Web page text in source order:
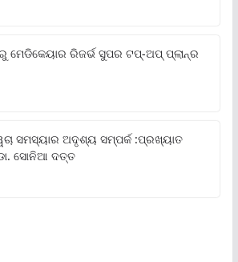
ମେଡିକେୟାର ରିଜର୍ଭ ସୁପର ଟପ୍‌-ଅପ୍ ପ୍ଲାନ୍‌ର
ସମସ୍ୟାର ଅଦୃଶ୍ୟ ସମ୍ପର୍କ :ପ୍ରଖ୍ୟାତ
ସୋନିଆ ଦତ୍ତ